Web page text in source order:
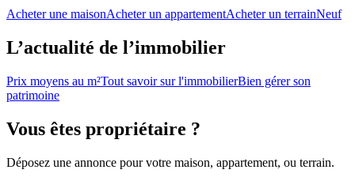
Acheter une maisonAcheter un appartementAcheter un terrainNeuf
L’actualité de l’immobilier
Prix moyens au m²Tout savoir sur l'immobilierBien gérer son
patrimoine
Vous êtes propriétaire ?
Déposez une annonce pour votre maison, appartement, ou terrain.